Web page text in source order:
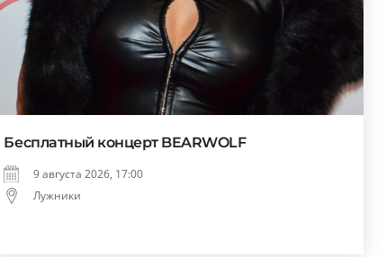
Бесплатный концерт BEARWOLF
9 августа 2026, 17:00
Лужники